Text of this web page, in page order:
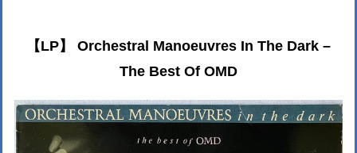
【LP】 Orchestral Manoeuvres In The Dark –
The Best Of OMD